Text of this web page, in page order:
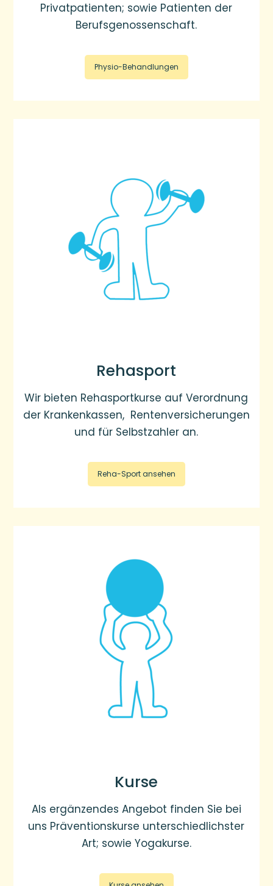
Privatpatienten; sowie Patienten der
Berufsgenossenschaft.
Physio-Behandlungen
Rehasport
Wir bieten Rehasportkurse auf Verordnung
der Krankenkassen, Rentenversicherungen
und für Selbstzahler an.
Reha-Sport ansehen
Kurse
Als ergänzendes Angebot finden Sie bei
uns Präventionskurse unterschiedlichster
Art; sowie Yogakurse.